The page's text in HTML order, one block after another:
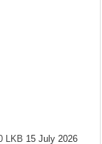
LKB 15 July 2026